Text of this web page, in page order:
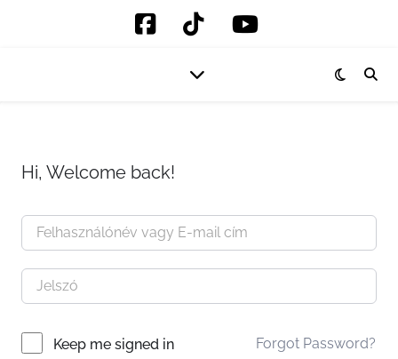
Hi, Welcome back!
Keep me signed in Forgot Password?